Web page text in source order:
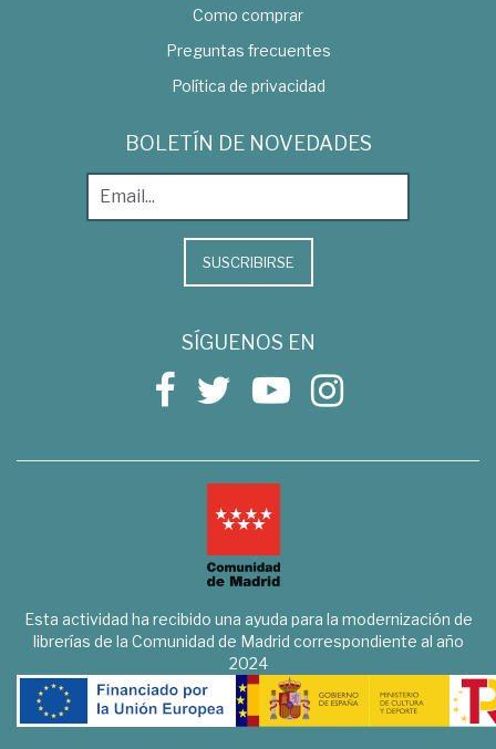
Como comprar
Preguntas frecuentes
Política de privacidad
BOLETÍN DE NOVEDADES
SUSCRIBIRSE
SÍGUENOS EN
Esta actividad ha recibido una ayuda para la modernización de
librerías de la Comunidad de Madrid correspondiente al año
2024